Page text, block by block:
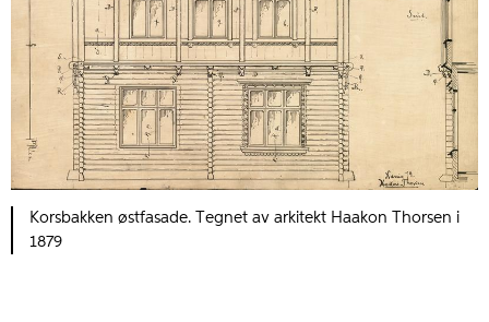
Korsbakken østfasade. Tegnet av arkitekt Haakon Thorsen i
1879